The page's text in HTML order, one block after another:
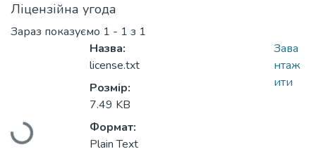
Ліцензійна угода
Зараз показуємо 1 - 1 з 1
Вантажиться...
Назва:
license.txt
Розмір:
7.49 KB
Формат:
Plain Text
Зава
нтаж
ити